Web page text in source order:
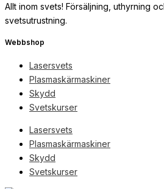
Allt inom svets! Försäljning, uthyrning
svetsutrustning.
Webbshop
Lasersvets
Plasmaskärmaskiner
Skydd
Svetskurser
Lasersvets
Plasmaskärmaskiner
Skydd
Svetskurser